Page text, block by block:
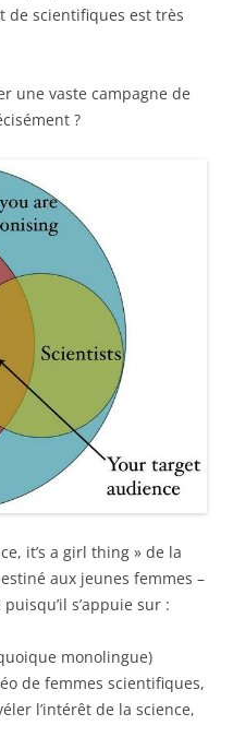
de scientifiques est très
une vaste campagne de
?
it’s a girl thing » de la
aux jeunes femmes –
s’appuie sur :
monolingue)
de femmes scientifiques,
l’intérêt de la science,